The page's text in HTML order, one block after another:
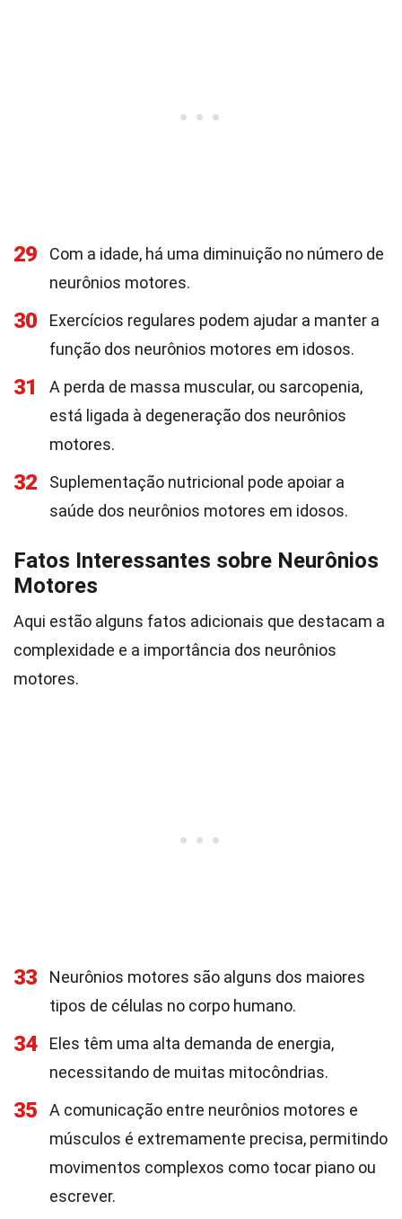
29
Com a idade, há uma diminuição no número de
neurônios motores.
30
Exercícios regulares podem ajudar a manter a
função dos neurônios motores em idosos.
31
A perda de massa muscular, ou sarcopenia,
está ligada à degeneração dos neurônios
motores.
32
Suplementação nutricional pode apoiar a
saúde dos neurônios motores em idosos.
Fatos Interessantes sobre Neurônios
Motores
Aqui estão alguns fatos adicionais que destacam a
complexidade e a importância dos neurônios
motores.
33
Neurônios motores são alguns dos maiores
tipos de células no corpo humano.
34
Eles têm uma alta demanda de energia,
necessitando de muitas mitocôndrias.
35
A comunicação entre neurônios motores e
músculos é extremamente precisa, permitindo
movimentos complexos como tocar piano ou
escrever.